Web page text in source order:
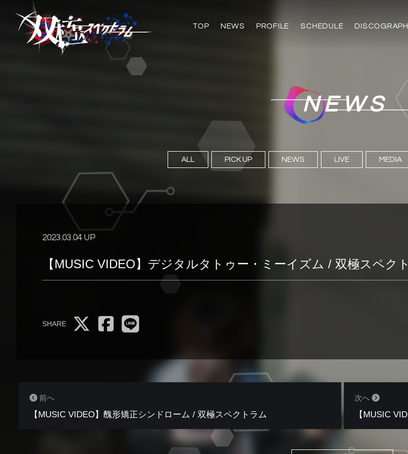
TOP NEWS PROFILE SCHEDULE
NEWS
ALL PICK UP NEWS LIVE MEDIA
2023.03.04 UP
【MUSIC VIDEO】デジタルタトゥー・ミーイズム / 双極スペク
SHARE
前へ
【MUSIC VIDEO】醜形矯正シンドローム / 双極スペクトラム
次へ
【MUSIC